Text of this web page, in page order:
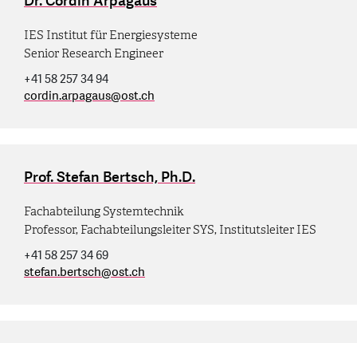
IES Institut für Energiesysteme
Senior Research Engineer
+41 58 257 34 94
cordin.arpagaus@ost.ch
Prof. Stefan Bertsch, Ph.D.
Fachabteilung Systemtechnik
Professor, Fachabteilungsleiter SYS, Institutsleiter IES
+41 58 257 34 69
stefan.bertsch@ost.ch